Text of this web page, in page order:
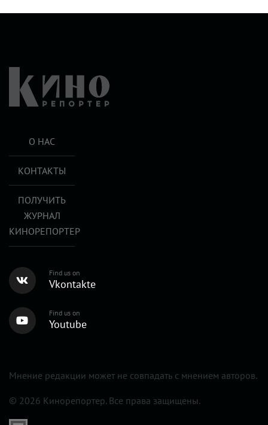
О НАС
КОНТАКТЫ
ПОЛУЧИТЬ
ЖУРНАЛ
КИНОРЕПОРТЕР
Find us on
Vkontakte
Find us on
Youtube
Мнение редакции может не совпадать с мнением авторов.
© 2026 Кинорепортер. Все права защищены.